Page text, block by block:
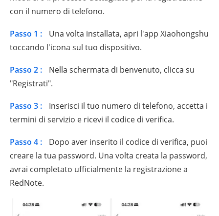
con il numero di telefono.
Passo 1 :
Una volta installata, apri l'app Xiaohongshu
toccando l'icona sul tuo dispositivo.
Passo 2 :
Nella schermata di benvenuto, clicca su
"Registrati".
Passo 3 :
Inserisci il tuo numero di telefono, accetta i
termini di servizio e ricevi il codice di verifica.
Passo 4 :
Dopo aver inserito il codice di verifica, puoi
creare la tua password. Una volta creata la password,
avrai completato ufficialmente la registrazione a
RedNote.